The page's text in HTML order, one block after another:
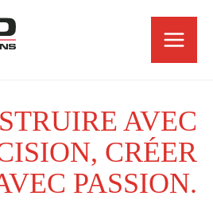
AVEC
CRÉER
PASSION.